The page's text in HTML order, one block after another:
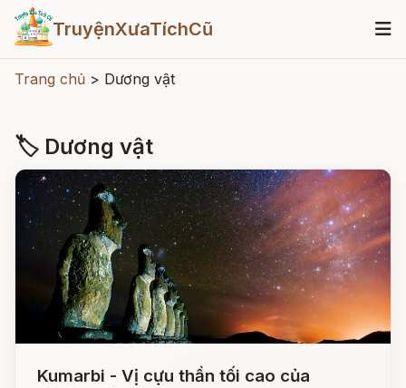
TruyệnXưaTíchCũ
Trang chủ > Dương vật
🏷 Dương vật
Kumarbi - Vị cựu thần tối cao của